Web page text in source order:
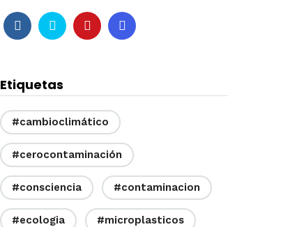
Etiquetas
#cambioclimático
#cerocontaminación
#consciencia #contaminacion
#ecologia #microplasticos